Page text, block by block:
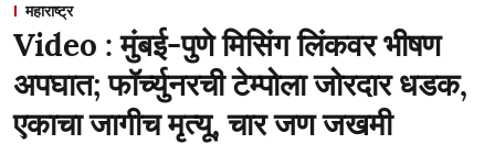
महाराष्ट्र
Video : मुंबई-पुणे मिसिंग लिंकवर भीषण
अपघात; फॉर्च्युनरची टेम्पोला जोरदार धडक,
एकाचा जागीच मृत्यू, चार जण जखमी